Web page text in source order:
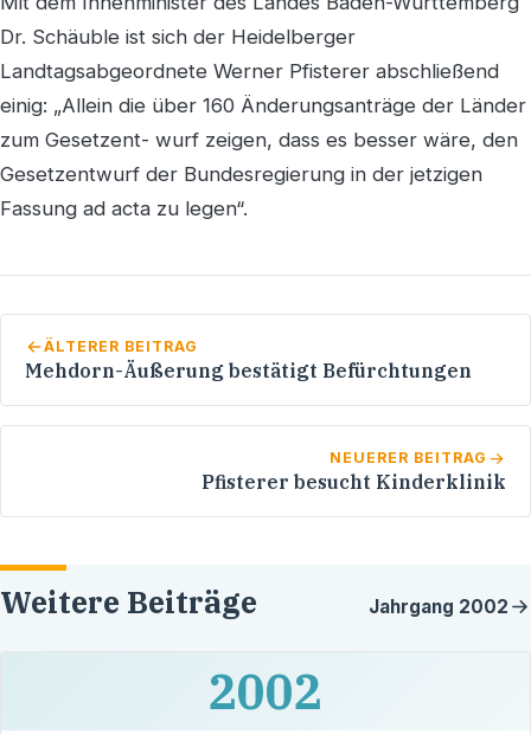
Dr. Schäuble ist sich der Heidelberger
Landtagsabgeordnete Werner Pfisterer abschließend
einig: „Allein die über 160 Änderungsanträge der Länder
zum Gesetzent- wurf zeigen, dass es besser wäre, den
Gesetzentwurf der Bundesregierung in der jetzigen
Fassung ad acta zu legen“.
ÄLTERER BEITRAG
Mehdorn-Äußerung bestätigt Befürchtungen
NEUERER BEITRAG
Pfisterer besucht Kinderklinik
Weitere Beiträge Jahrgang 2002
2002